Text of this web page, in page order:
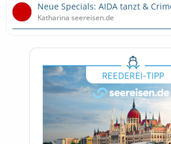
Neue Specials: AIDA tanzt &
Katharina seereisen.de